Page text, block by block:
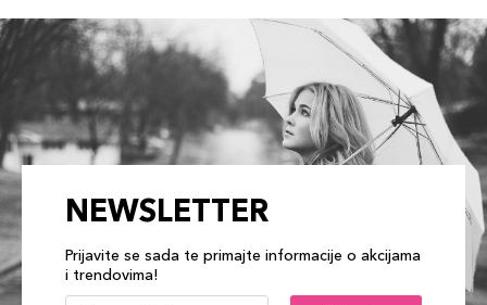
NEWSLETTER
Prijavite se sada te primajte informacije o akcijama
i trendovima!